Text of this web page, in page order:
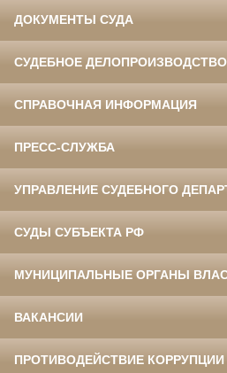
ДОКУМЕНТЫ СУДА
СУДЕБНОЕ ДЕЛОПРОИЗВОДСТВО
СПРАВОЧНАЯ ИНФОРМАЦИЯ
ПРЕСС-СЛУЖБА
УПРАВЛЕНИЕ СУДЕБНОГО
СУДЫ СУБЪЕКТА РФ
МУНИЦИПАЛЬНЫЕ ОРГАНЫ
ВАКАНСИИ
ПРОТИВОДЕЙСТВИЕ КОРРУПЦИИ